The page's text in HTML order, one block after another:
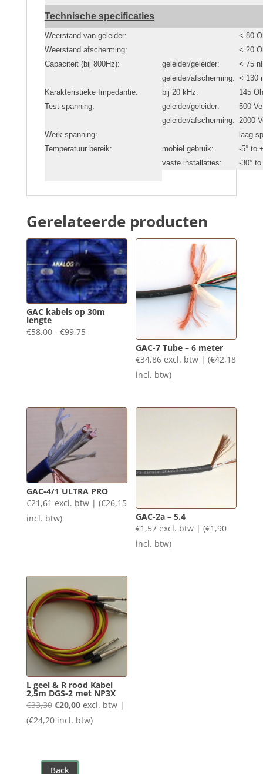
Technische specificaties
Weerstand van geleider:
< 80
Weerstand afscherming:
< 20
Capaciteit (bij 800Hz):
geleider/geleider:
< 75
geleider/afscherming: < 130
Karakteristieke Impedantie: bij 20 kHz:
145
Test spanning:
geleider/geleider:
500
geleider/afscherming: 2000
Werk spanning:
laag
Temperatuur bereik:
mobiel gebruik:
-5° to
vaste installaties:
-30°
Gerelateerde producten
GAC kabels op 30m
lengte
€58,00 - €99,75Prijsklasse:
GAC-7 Tube – 6 meter
€34,86 excl. btw | (€42,18
incl. btw)
GAC-4/1 ULTRA PRO
€21,61 excl. btw | (€26,15
incl. btw)
GAC-2a – 5.4
€1,57 excl. btw | (€1,90
incl. btw)
L geel & R rood Kabel
2,5m DGS-2 met NP3X
€33,30 Oorspronkelijke
prijs
€20,00Huidige
prijs
excl. btw |
(€24,20incl. btw)
Back